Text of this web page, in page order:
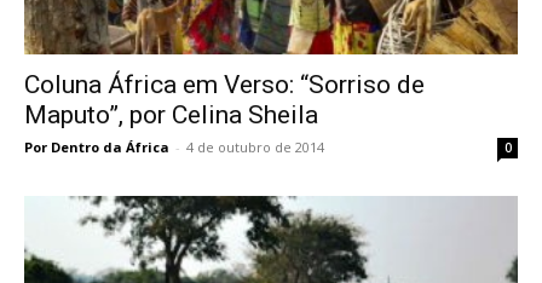
Coluna África em Verso: “Sorriso de
Maputo”, por Celina Sheila
Por Dentro da África - 4 de outubro de 2014 0